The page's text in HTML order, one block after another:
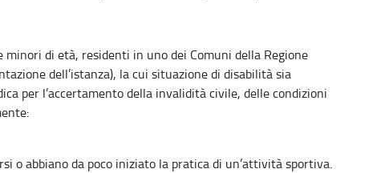
di età, residenti in uno dei Comuni della Regione
dell’istanza), la cui situazione di disabilità sia
per l’accertamento della invalidità civile, delle condizioni
o abbiano da poco iniziato la pratica di un’attività sportiva.